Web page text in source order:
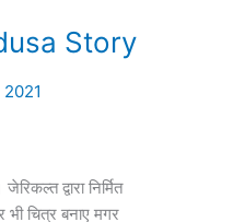
Story
द्वारा निर्मित
चित्र बनाए मगर